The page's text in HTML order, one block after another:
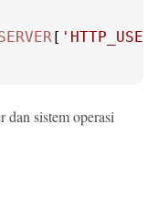
[
dan sistem operasi